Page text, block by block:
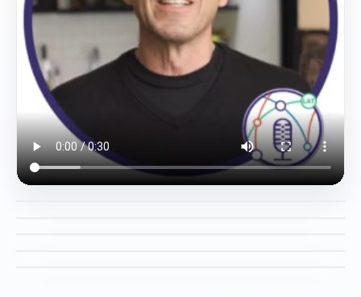
ejemplos del
mundo
corporativo y de
Silicon Valley para
volver más
concreta la
conversación. Su
perfil se fortalece